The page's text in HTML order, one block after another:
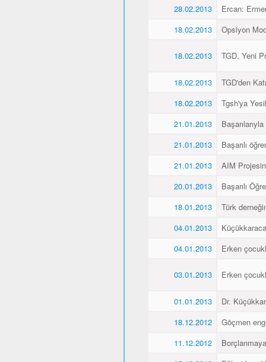
28.02.2013
Ercan:
18.02.2013
Opsiyon
18.02.2013 TGD, Yeni
18.02.2013
TGD'den
18.02.2013
Tgsh'ya
21.01.2013
21.01.2013
Başarılı
21.01.2013
AIM
20.01.2013
Başarılı
18.01.2013
Türk
04.01.2013
04.01.2013
Erken
03.01.2013 Erken
01.01.2013
Dr.
18.12.2012
Göçmen
11.12.2012